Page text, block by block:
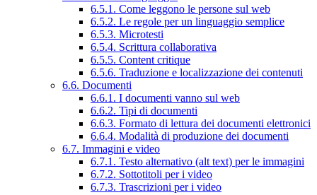
6.5.1. Come leggono le persone sul web
6.5.2. Le regole per un linguaggio semplice
6.5.3. Microtesti
6.5.4. Scrittura collaborativa
6.5.5. Content critique
6.5.6. Traduzione e localizzazione dei contenuti
6.6. Documenti
6.6.1. I documenti vanno sul web
6.6.2. Tipi di documenti
6.6.3. Formato di lettura dei documenti elettronici
6.6.4. Modalità di produzione dei documenti
6.7. Immagini e video
6.7.1. Testo alternativo (alt text) per le immagini
6.7.2. Sottotitoli per i video
6.7.3. Trascrizioni per i video